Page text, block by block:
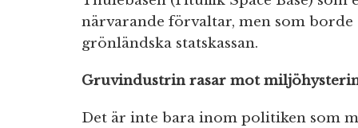
närvarande förvaltar, men som
grönländska statskassan.
Gruvindustrin rasar mot
Det är inte bara inom politiken som